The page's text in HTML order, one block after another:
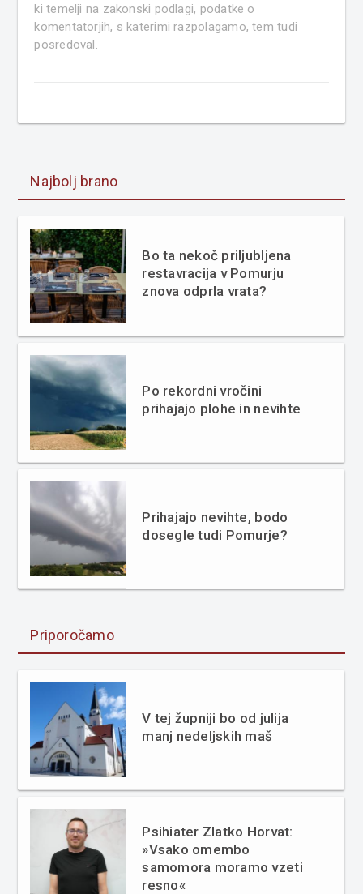
ki temelji na zakonski podlagi, podatke o
komentatorjih, s katerimi razpolagamo, tem tudi
posredoval.
Najbolj brano
Bo ta nekoč priljubljena
restavracija v Pomurju
znova odprla vrata?
Po rekordni vročini
prihajajo plohe in nevihte
Prihajajo nevihte, bodo
dosegle tudi Pomurje?
Priporočamo
V tej župniji bo od julija
manj nedeljskih maš
Psihiater Zlatko Horvat:
»Vsako omembo
samomora moramo vzeti
resno«